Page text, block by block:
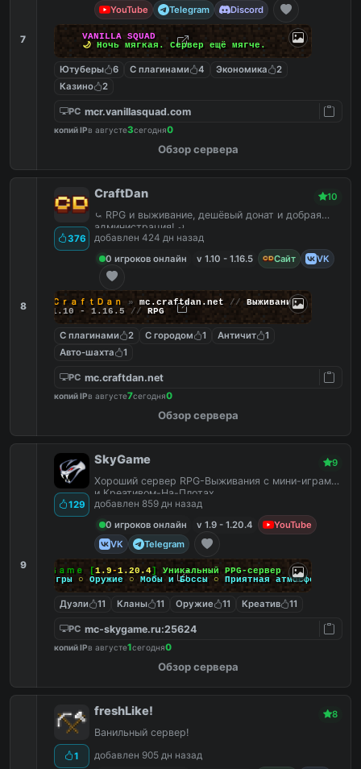
7
YouTube Telegram Discord
VANILLA SQUAD
🌙 Ночь мягкая. Сервер ещё мягче.
Ютуберы 6 С плагинами 4 Экономика
2
Казино
2
PC mcr.vanillasquad.com
копий IPв августе3сегодня0
Обзор сервера
8
376
CraftDan 10
⤿ RPG и выживание, дешёвый донат и добрая
администрация! ⤾
добавлен 424 дн назад
0 игроков онлайн
v 1.10 - 1.16.5 Сайт VK
ＣｒａｆｔＤａｎ » mc.craftdan.net // Выживание
1.10 - 1.16.5 // RPG
С плагинами 2 С городом 1 Античит
1
Авто-шахта
1
PC mc.craftdan.net
копий IPв августе7сегодня0
Обзор сервера
9
129
SkyGame 9
Хороший сервер RPG-Выживания с мини-играми
и Креативом-На-Плотах.
добавлен 859 дн назад
0 игроков онлайн
v 1.9 - 1.20.4
YouTube
VK
Telegram
Ｓｋｙ Ｇａｍｅ [1.9-1.20.4] Уникальный PPG-сервер
Мини-игры ○ Оружие ○ Мобы и Боссы ○ Приятная атмосфера
Дуэли 11 Кланы 11 Оружие 11 Креатив 11
PC mc-skygame.ru:25624
копий IPв августе1сегодня0
Обзор сервера
1
freshLike! 8
Ванильный сервер!
добавлен 905 дн назад